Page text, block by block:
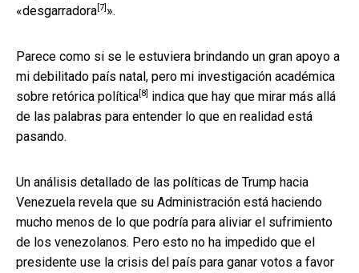
«desgarradora [7] ».
Parece como si se le estuviera brindando un gran apoyo a
mi debilitado país natal, pero mi investigación académica
sobre retórica política [8]
indica que hay que mirar más allá
de las palabras para entender lo que en realidad está
pasando.
Un análisis detallado de las políticas de Trump hacia
Venezuela revela que su Administración está haciendo
mucho menos de lo que podría para aliviar el sufrimiento
de los venezolanos. Pero esto no ha impedido que el
presidente use la crisis del país para ganar votos a favor